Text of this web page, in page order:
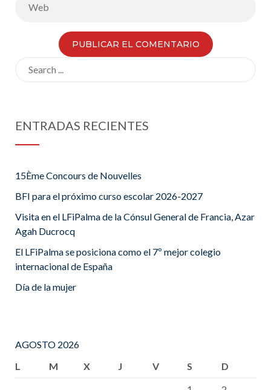
ENTRADAS RECIENTES
15Ème Concours de Nouvelles
BFI para el próximo curso escolar 2026-2027
Visita en el LFiPalma de la Cónsul General de Francia, Azar
Agah Ducrocq
El LFiPalma se posiciona como el 7º mejor colegio
internacional de España
Día de la mujer
AGOSTO 2026
L
M X J V S
D